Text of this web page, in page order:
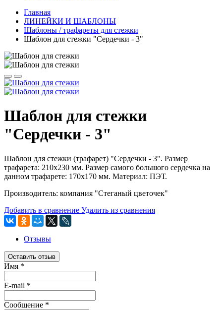
Главная
ЛИНЕЙКИ И ШАБЛОНЫ
Шаблоны / трафареты для стежки
Шаблон для стежки "Сердечки - 3"
Шаблон для стежки
"Сердечки - 3"
Шаблон для стежки (трафарет) "Сердечки - 3". Размер
трафарета: 210х230 мм. Размер самого большого сердечка на
данном трафарете: 170х170 мм. Материал: ПЭТ.
Производитель: компания "Стеганый цветочек"
Добавить в сравнение Удалить из сравнения
Отзывы
Оставить отзыв
Имя *
E-mail *
Сообщение *